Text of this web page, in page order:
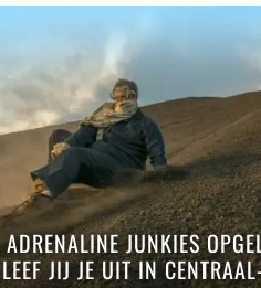
ADRENALINE JUNKIES
LEEF JIJ JE UIT IN